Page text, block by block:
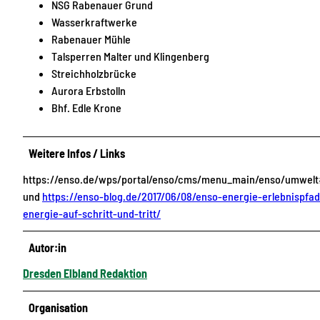
NSG Rabenauer Grund
Wasserkraftwerke
Rabenauer Mühle
Talsperren Malter und Klingenberg
Streichholzbrücke
Aurora Erbstolln
Bhf. Edle Krone
Weitere Infos / Links
https://enso.de/wps/portal/enso/cms/menu_main/enso/
und https://enso-blog.de/2017/06/08/enso-energie-
energie-auf-schritt-und-tritt/
Autor:in
Dresden Elbland Redaktion
Organisation